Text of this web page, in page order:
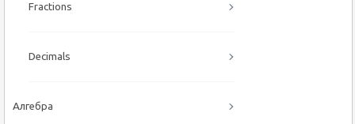
Fractions
Decimals
Алгебра